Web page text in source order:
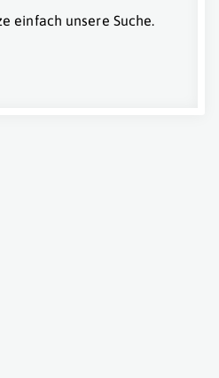
einfach unsere Suche.